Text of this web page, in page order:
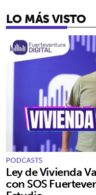
LO MÁS VISTO
PODCASTS
Ley de Vivienda
con SOS